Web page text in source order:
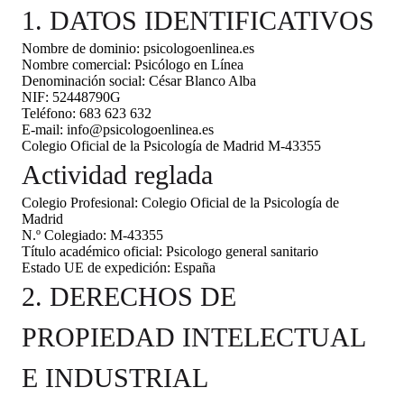
1. DATOS IDENTIFICATIVOS
Nombre de dominio: psicologoenlinea.es
Nombre comercial: Psicólogo en Línea
Denominación social: César Blanco Alba
NIF: 52448790G
Teléfono: 683 623 632
E-mail: info@psicologoenlinea.es
Colegio Oficial de la Psicología de Madrid M-43355
Actividad reglada
Colegio Profesional: Colegio Oficial de la Psicología de
Madrid
N.º Colegiado: M-43355
Título académico oficial: Psicologo general sanitario
Estado UE de expedición: España
2. DERECHOS DE
PROPIEDAD INTELECTUAL
E INDUSTRIAL